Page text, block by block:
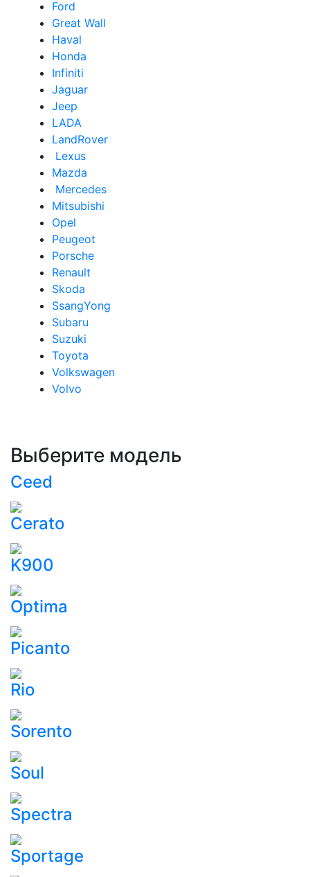
Ford
Great Wall
Haval
Honda
Infiniti
Jaguar
Jeep
LADA
LandRover
Lexus
Mazda
Mercedes
Mitsubishi
Opel
Peugeot
Porsche
Renault
Skoda
SsangYong
Subaru
Suzuki
Toyota
Volkswagen
Volvo
Выберите модель
Ceed
Cerato
K900
Optima
Picanto
Rio
Sorento
Soul
Spectra
Sportage